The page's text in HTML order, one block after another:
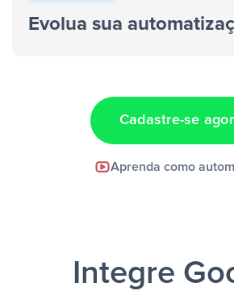
“A cada resposta em um
Evolua sua
Cadastre-se
Aprenda como
Integre